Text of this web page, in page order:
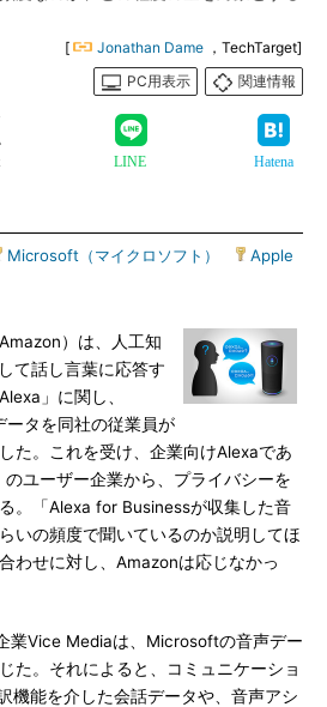
[ Jonathan Dame ，TechTarget]
PC用表示
関連情報
LINE Hatena
Microsoft（マイクロソフト） Apple
）は、人工知
て話し言葉に応答す
」に関し、
ータを同社の従業員が
た。これを受け、企業向けAlexaであ
ユーザー企業から、プライバシーを
。「Alexa for Businessが収集した音
いの頻度で聞いているのか説明してほ
わせに対し、Amazonは応じなかっ
業Vice Mediaは、Microsoftの音声デー
た。それによると、コミュニケーショ
機能を介した会話データや、音声アシ